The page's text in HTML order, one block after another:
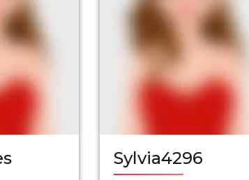
Sylvia4296